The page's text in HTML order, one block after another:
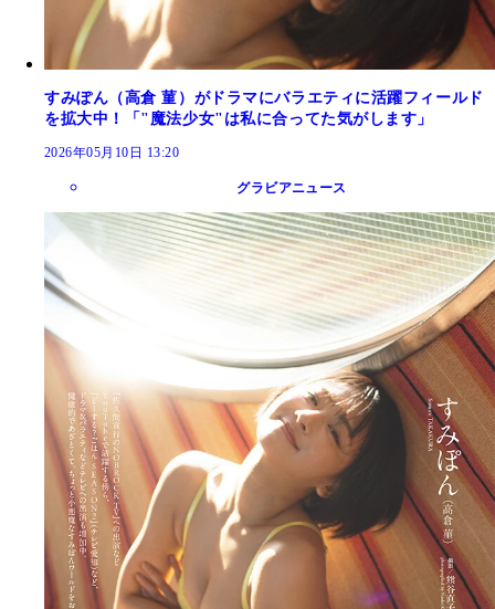
すみぽん（高倉 菫）がドラマにバラエティに活躍フィールド
を拡大中！「"魔法少女"は私に合ってた気がします」
2026年05月10日 13:20
グラビアニュース